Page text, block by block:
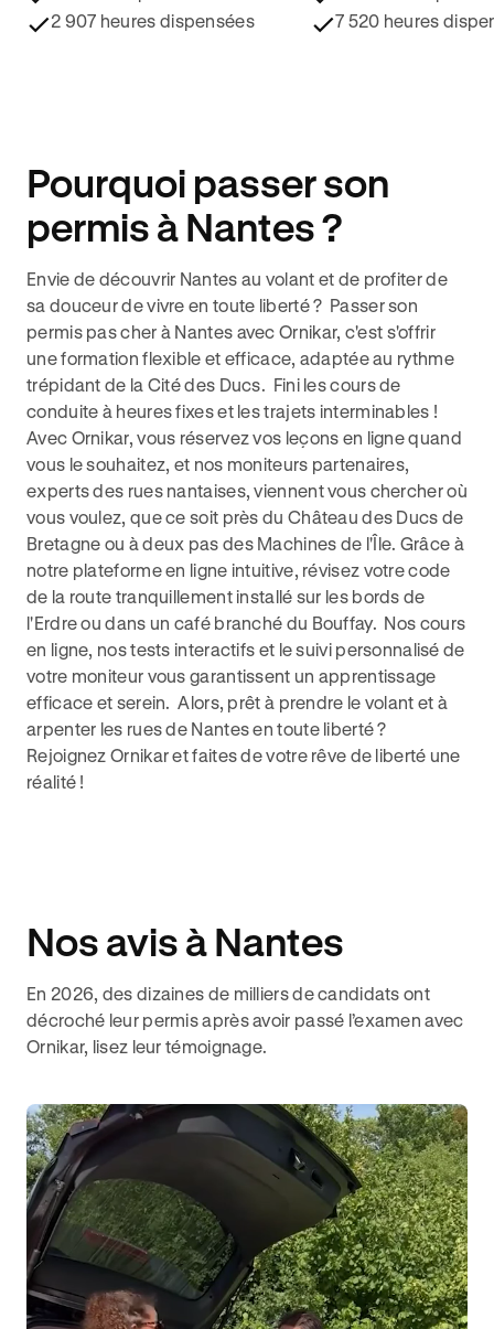
2 907 heures dispensées
7 520 heures
Pourquoi passer son
permis à Nantes ?
Envie de découvrir Nantes au volant et de profiter de
sa douceur de vivre en toute liberté ? Passer son
permis pas cher à Nantes avec Ornikar, c'est s'offrir
une formation flexible et efficace, adaptée au rythme
trépidant de la Cité des Ducs. Fini les cours de
conduite à heures fixes et les trajets interminables !
Avec Ornikar, vous réservez vos leçons en ligne quand
vous le souhaitez, et nos moniteurs partenaires,
experts des rues nantaises, viennent vous chercher où
vous voulez, que ce soit près du Château des Ducs de
Bretagne ou à deux pas des Machines de l'Île. Grâce à
notre plateforme en ligne intuitive, révisez votre code
de la route tranquillement installé sur les bords de
l'Erdre ou dans un café branché du Bouffay. Nos cours
en ligne, nos tests interactifs et le suivi personnalisé de
votre moniteur vous garantissent un apprentissage
efficace et serein. Alors, prêt à prendre le volant et à
arpenter les rues de Nantes en toute liberté ?
Rejoignez Ornikar et faites de votre rêve de liberté une
réalité !
Nos avis à Nantes
En 2026, des dizaines de milliers de candidats ont
décroché leur permis après avoir passé l’examen avec
Ornikar, lisez leur témoignage.